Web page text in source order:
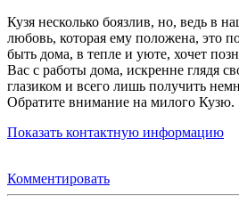
Кузя несколько боязлив, но, ведь в
любовь, которая ему положена, это
быть дома, в тепле и уюте, хочет
Вас с работы дома, искренне глядя
глазиком и всего лишь получить
Обратите внимание на милого Кузю.
Показать контактную информацию
Комментировать